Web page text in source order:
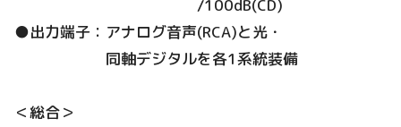
/100dB(CD)
●出力端子：アナログ音声(RCA)と光・
同軸デジタルを各1系統装備
＜総合＞